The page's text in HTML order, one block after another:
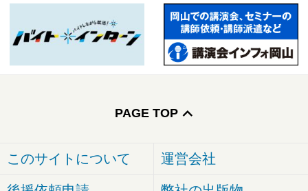
PAGE TOP
このサイトについて 運営会社